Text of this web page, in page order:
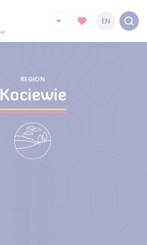
EN
REGION
Kociewie